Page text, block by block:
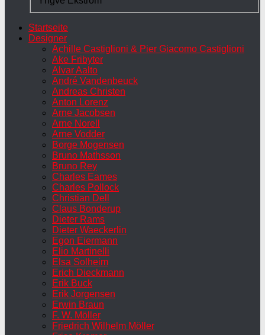
Startseite
Designer
Achille Castiglioni & Pier Giacomo Castiglioni
Ake Fribyter
Alvar Aalto
André Vandenbeuck
Andreas Christen
Anton Lorenz
Arne Jacobsen
Arne Norell
Arne Vodder
Borge Mogensen
Bruno Mathsson
Bruno Rey
Charles Eames
Charles Pollock
Christian Dell
Claus Bonderup
Dieter Rams
Dieter Waeckerlin
Egon Eiermann
Elio Martinelli
Elsa Solheim
Erich Dieckmann
Erik Buck
Erik Jorgensen
Erwin Braun
F. W. Möller
Friedrich Wilhelm Möller